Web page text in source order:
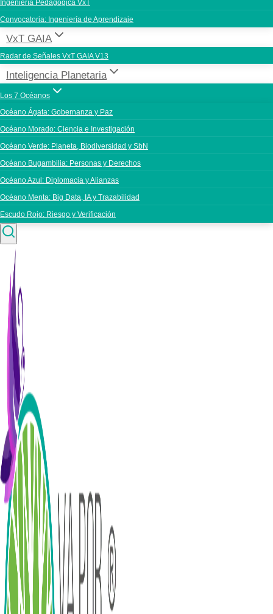
Ingeniería Pedagógica VxT
Convocatoria: Ingeniería de Aprendizaje
VxT GAIA
Radar de Señales VxT GAIA V13
Inteligencia Planetaria
Los 7 Océanos
Océano Ágata: Gobernanza y Paz
Océano Morado: Ciencia e Investigación
Océano Verde: Planeta, Biodiversidad y SbN
Océano Bugambilia: Personas y Derechos
Océano Azul: Diplomacia y Alianzas
Océano Menta: Big Data, IA y Trazabilidad
Escudo Rojo: Riesgo y Verificación